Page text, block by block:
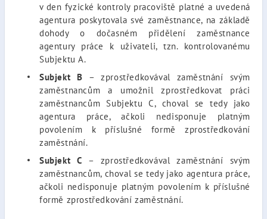
v den fyzické kontroly pracoviště platné a uvedená
agentura poskytovala své zaměstnance, na základě
dohody o dočasném přidělení zaměstnance
agentury práce k uživateli, tzn. kontrolovanému
Subjektu A.
Subjekt B – zprostředkovával zaměstnání svým
zaměstnancům a umožnil zprostředkovat práci
zaměstnancům Subjektu C, choval se tedy jako
agentura práce, ačkoli nedisponuje platným
povolením k příslušné formě zprostředkování
zaměstnání.
Subjekt C – zprostředkovával zaměstnání svým
zaměstnancům, choval se tedy jako agentura práce,
ačkoli nedisponuje platným povolením k příslušné
formě zprostředkování zaměstnání.